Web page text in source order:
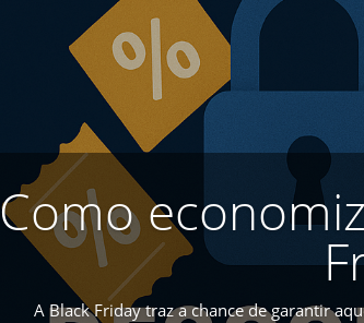
Como
A Black Friday traz a chance de garantir